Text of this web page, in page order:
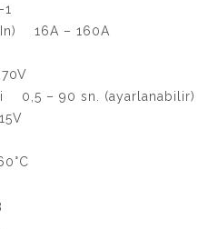
(In) 16A – 160A
0,5 – 90 sn. (ayarlanabilir)